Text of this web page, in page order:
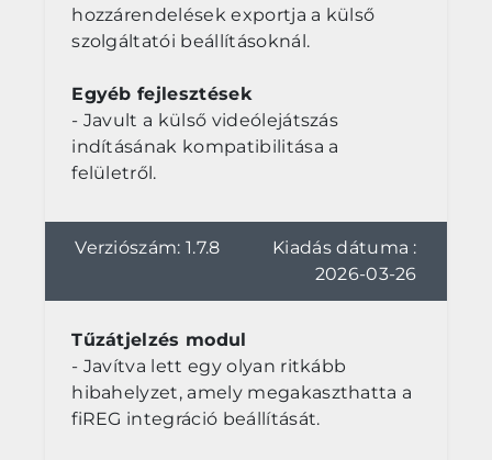
hozzárendelések exportja a külső
szolgáltatói beállításoknál.
Egyéb fejlesztések
- Javult a külső videólejátszás
indításának kompatibilitása a
felületről.
Verziószám: 1.7.8
Kiadás dátuma :
2026-03-26
Tűzátjelzés modul
- Javítva lett egy olyan ritkább
hibahelyzet, amely megakaszthatta a
fiREG integráció beállítását.